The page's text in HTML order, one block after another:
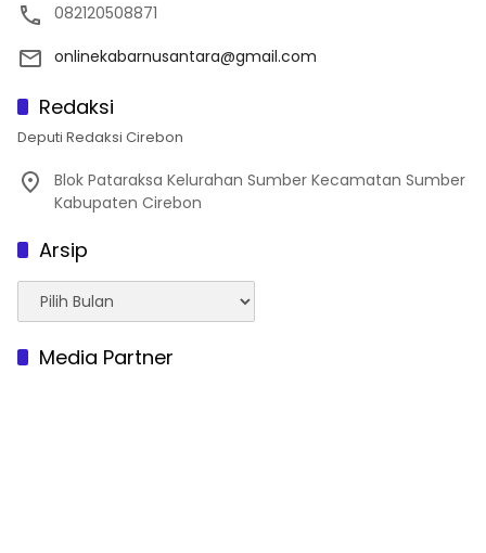
082120508871
onlinekabarnusantara@gmail.com
Redaksi
Deputi Redaksi Cirebon
Blok Pataraksa Kelurahan Sumber Kecamatan Sumber
Kabupaten Cirebon
Arsip
Arsip
Media Partner